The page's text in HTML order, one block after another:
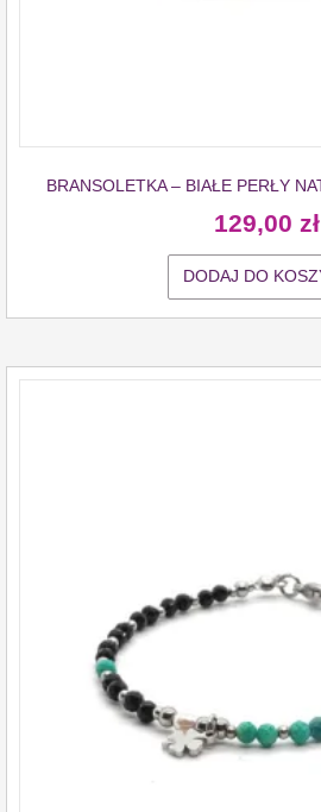
BRANSOLETKA – BIAŁE PERŁY
129,00 zł
DODAJ DO